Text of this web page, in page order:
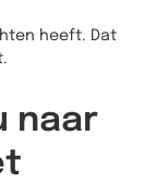
heeft. Dat
naar